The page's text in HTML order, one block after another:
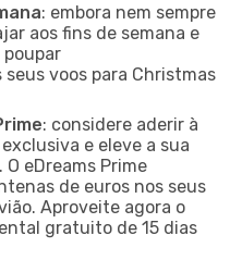
: embora nem sempre
aos fins de semana e
voos para Christmas
: considere aderir à
e eleve a sua
eDreams Prime
de euros nos seus
Aproveite agora o
gratuito de 15 dias